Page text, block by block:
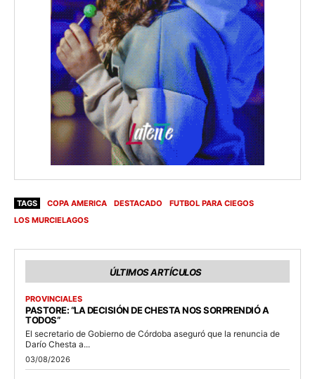
TAGS COPA AMERICA DESTACADO
FUTBOL PARA CIEGOS
LOS MURCIELAGOS
ÚLTIMOS ARTÍCULOS
PROVINCIALES
PASTORE: “LA DECISIÓN DE CHESTA NOS SORPRENDIÓ A
TODOS”
El secretario de Gobierno de Córdoba aseguró que la renuncia de
Darío Chesta a...
03/08/2026